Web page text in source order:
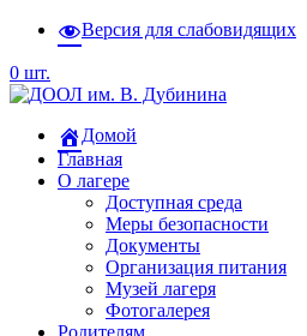
Версия для слабовидящих
0 шт.
Домой
Главная
О лагере
Доступная среда
Меры безопасности
Документы
Организация питания
Музей лагеря
Фотогалерея
Родителям